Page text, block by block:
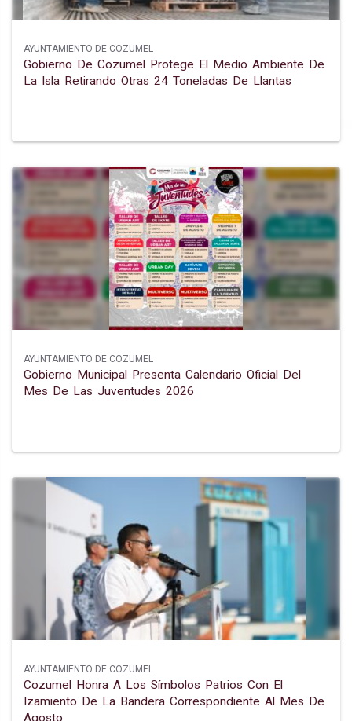
AYUNTAMIENTO DE COZUMEL
Gobierno De Cozumel Protege El Medio Ambiente De
La Isla Retirando Otras 24 Toneladas De Llantas
AYUNTAMIENTO DE COZUMEL
Gobierno Municipal Presenta Calendario Oficial Del
Mes De Las Juventudes 2026
AYUNTAMIENTO DE COZUMEL
Cozumel Honra A Los Símbolos Patrios Con El
Izamiento De La Bandera Correspondiente Al Mes De
Agosto